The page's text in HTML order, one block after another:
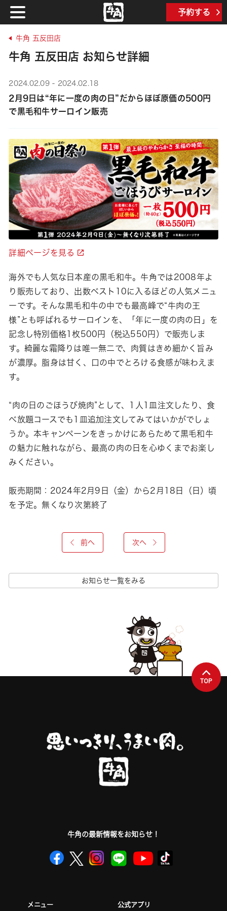
予約する
牛角 五反田店
牛角 五反田店 お知らせ詳細
2024.02.09 - 2024.02.18
2月9日は“年に一度の肉の日”だからほぼ原価の500円
で黒毛和牛サーロイン販売
詳細ページを見る
海外でも人気な日本産の黒毛和牛。牛角では2008年よ
り販売しており、出数ベスト10に入るほどの人気メニュ
ーです。そんな黒毛和牛の中でも最高峰で“牛肉の王
様”とも呼ばれるサーロインを、「年に一度の肉の日」を
記念し特別価格1枚500円（税込550円）で販売しま
す。綺麗な霜降りは唯一無二で、肉質はきめ細かく旨み
が濃厚。脂身は甘く、口の中でとろける食感が味わえま
す。
“肉の日のごほうび焼肉”として、1人1皿注文したり、食
べ放題コースでも1皿追加注文してみてはいかがでしょ
うか。本キャンペーンをきっかけにあらためて黒毛和牛
の魅力に触れながら、最高の肉の日を心ゆくまでお楽し
みください。
販売期間：2024年2月9日（金）から2月18日（日）頃
を予定。無くなり次第終了
前へ 次へ
お知らせ一覧をみる
TOP
牛角の最新情報をお知らせ！
メニュー 公式アプリ